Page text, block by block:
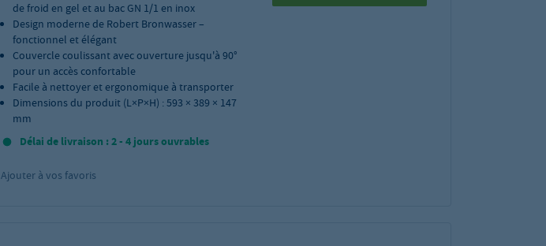
de froid en gel et au bac GN 1/1 en inox
Design moderne de Robert Bronwasser –
fonctionnel et élégant
Couvercle coulissant avec ouverture jusqu'à 90°
pour un accès confortable
Facile à nettoyer et ergonomique à transporter
Dimensions du produit (L×P×H) : 593 × 389 × 147
mm
Délai de livraison : 2 - 4 jours ouvrables
Ajouter à vos favoris